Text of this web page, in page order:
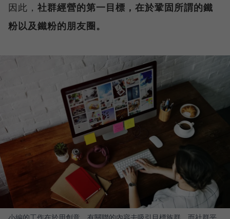
因此， 社群經營的第一目標，在於鞏固所謂的鐵
粉以及鐵粉的朋友圈。